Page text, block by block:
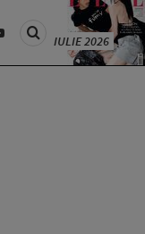
IULIE 2026